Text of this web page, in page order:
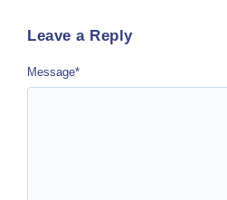
Leave a Reply
Message*